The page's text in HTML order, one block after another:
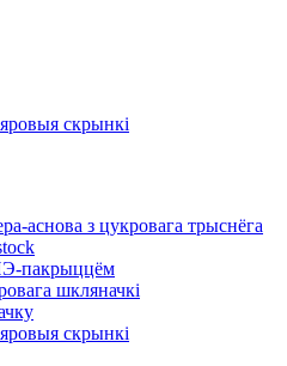
скрынкі
аснова з цукровага трыснёга
пакрыццём
шкляначкі
скрынкі